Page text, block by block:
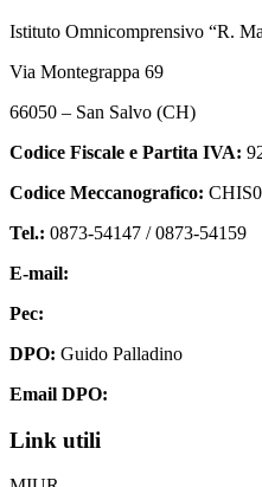
Istituto Omnicomprensivo “R.
Via Montegrappa 69
66050 – San Salvo (CH)
Codice Fiscale e Partita IVA:
Codice Meccanografico:
Tel.: 0873-54147 /0873-54159
E-mail:
Pec:
DPO: Guido Palladino
Email DPO:
Link utili